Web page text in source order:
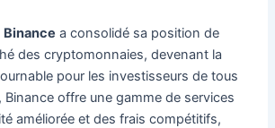
Binance a consolidé sa position de
des cryptomonnaies, devenant la
pour les investisseurs de tous
Binance offre une gamme de services
améliorée et des frais compétitifs,